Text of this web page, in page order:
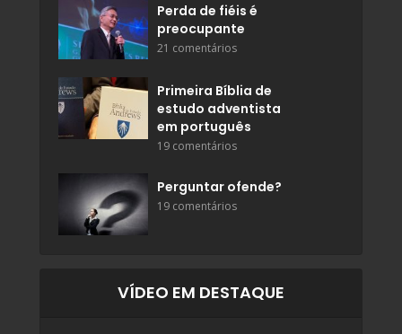
Perda de fiéis é
preocupante
21 comentários
Primeira Bíblia de
estudo adventista
em português
19 comentários
Perguntar ofende?
19 comentários
VÍDEO EM DESTAQUE